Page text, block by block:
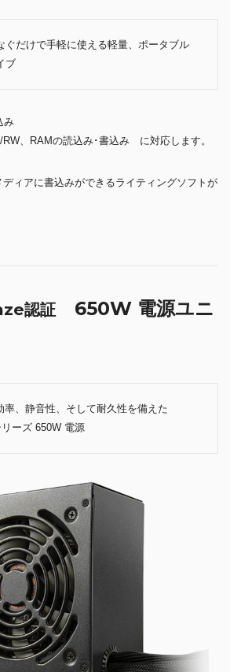
ぐだけで手軽に使える軽量、ポータブル
ブ
み
RW、RAMの読込み･書込み に対応します。
ィアに書込みができるライティングソフトが
認証 650W 電源ユニ
率、静音性、そして耐久性を備えた
ーズ 650W 電源